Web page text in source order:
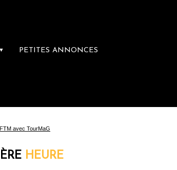
▼ PETITES ANNONCES
voyage
HEURE